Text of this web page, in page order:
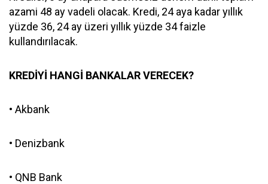
azami 48 ay vadeli olacak. Kredi, 24 aya kadar yıllık
yüzde 36, 24 ay üzeri yıllık yüzde 34 faizle
kullandırılacak.
KREDİYİ HANGİ BANKALAR VERECEK?
• Akbank
• Denizbank
• QNB Bank